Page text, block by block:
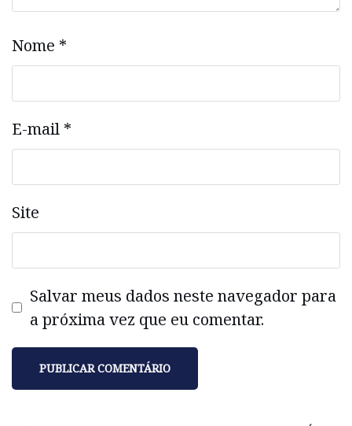
Nome *
E-mail *
Site
Salvar meus dados neste navegador para
a próxima vez que eu comentar.